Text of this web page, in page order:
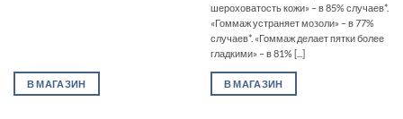
В МАГАЗИН
шероховатость кожи» – в 85% случаев*.
«Гоммаж устраняет мозоли» – в 77%
случаев*. «Гоммаж делает пятки более
гладкими» – в 81% [...]
В МАГАЗИН